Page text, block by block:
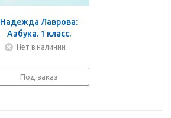
Надежда Лаврова:
Азбука. 1 класс.
Поурочное
условиях
формирования УУД.
Нет в наличии
Под заказ